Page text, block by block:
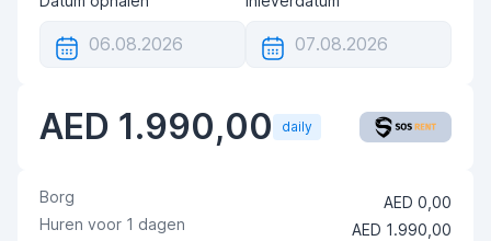
AED 1.990,00 daily
Borg
AED 0,00
Huren voor 1 dagen AED 1.990,00